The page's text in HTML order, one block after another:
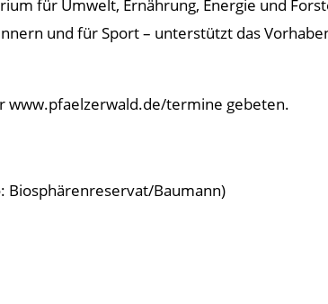
für Umwelt, Ernährung, Energie und
und für Sport – unterstützt das
www.pfaelzerwald.de/termine gebeten.
Biosphärenreservat/Baumann)